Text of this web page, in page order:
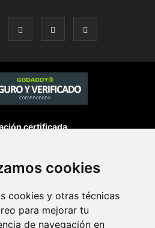
cookies
cookies y otras técnicas
para mejorar tu
de navegación en
certificada
por
con tecnología